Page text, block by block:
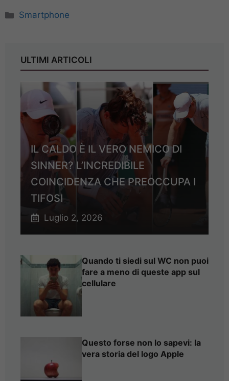
Categorie
Smartphone
ULTIMI ARTICOLI
IL CALDO È IL VERO NEMICO DI
SINNER? L’INCREDIBILE
COINCIDENZA CHE PREOCCUPA I
TIFOSI
Luglio 2, 2026
Quando ti siedi sul WC non puoi
fare a meno di queste app sul
cellulare
Questo forse non lo sapevi: la
vera storia del logo Apple